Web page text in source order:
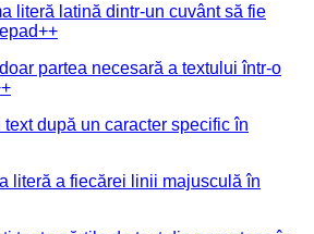
literă latină dintr-un cuvânt să fie
partea necesară a textului într-o
după un caracter specific în
literă a fiecărei linii majusculă în